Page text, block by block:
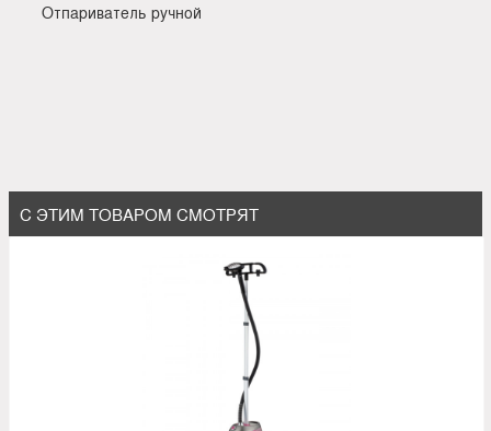
Отпариватель ручной
С ЭТИМ ТОВАРОМ СМОТРЯТ